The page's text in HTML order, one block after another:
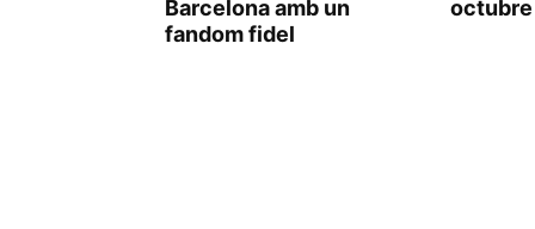
Barcelona amb un
fandom fidel
octubre